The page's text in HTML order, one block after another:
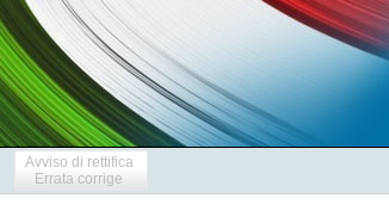
Avviso di rettifica
Errata corrige